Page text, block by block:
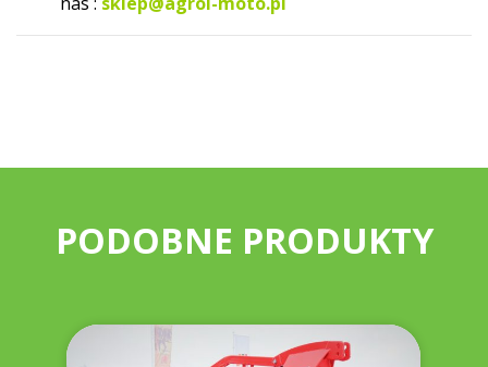
PODOBNE PRODUKTY